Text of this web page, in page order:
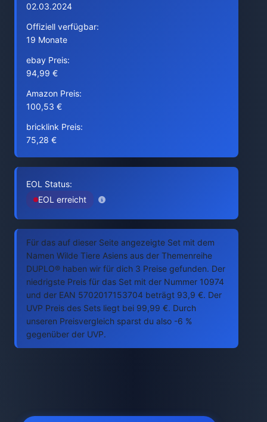
02.03.2024
Offiziell verfügbar:
19 Monate
ebay Preis:
94,99 €
Amazon Preis:
100,53 €
bricklink Preis:
75,28 €
EOL Status:
EOL erreicht
Für das auf dieser Seite angezeigte Set mit dem
Namen Wilde Tiere Asiens aus der Themenreihe
DUPLO® haben wir für dich 3 Preise gefunden. Der
niedrigste Preis für das Set mit der Nummer 10974
und der EAN 5702017153704 beträgt 93,9 €. Der
UVP Preis des Sets liegt bei 99,99 €. Durch
unseren Preisvergleich sparst du also -6 %
gegenüber der UVP.